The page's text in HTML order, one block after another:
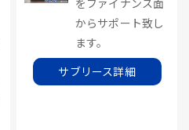
をファイナンス面
からサポート致し
ます。
サブリース詳細